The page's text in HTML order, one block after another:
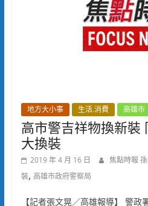
地方大小事 生活.消費 高雄市
高市警吉祥物換新裝
大換裝
2019 年 4 月 16 日 焦點時報
裝, 高雄市政府警察局
【記者張文晃／高雄報導】 警政